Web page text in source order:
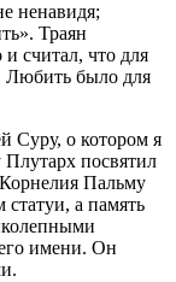
ненавидя;
Траян
считал, что для
Любить было для
Суру, о котором я
посвятил
рнелия Пальму
статуи, а память
имени. Он